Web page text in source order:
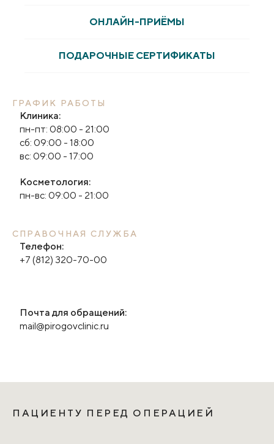
ОНЛАЙН-ПРИЁМЫ
ПОДАРОЧНЫЕ СЕРТИФИКАТЫ
ГРАФИК РАБОТЫ
Клиника:
пн-пт: 08:00 - 21:00
сб: 09:00 - 18:00
вс: 09:00 - 17:00
Косметология:
пн-вс: 09:00 - 21:00
СПРАВОЧНАЯ СЛУЖБА
Телефон:
+7 (812) 320-70-00
Почта для обращений:
mail@pirogovclinic.ru
ПАЦИЕНТУ ПЕРЕД ОПЕРАЦИЕЙ